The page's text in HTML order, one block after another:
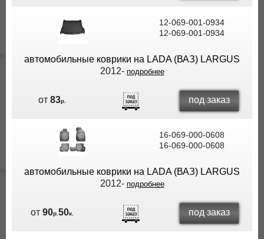
12-069-001-0934
12-069-001-0934
автомобильные коврики на LADA (ВАЗ) LARGUS
2012- подробнее
от83р. под заказ
16-069-000-0608
16-069-000-0608
автомобильные коврики на LADA (ВАЗ) LARGUS
2012- подробнее
от90р.50к. под заказ